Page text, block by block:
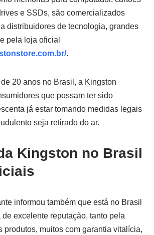
e SSDs, são comercializados
distribuidores de tecnologia, grandes
pela loja oficial
.
20 anos no Brasil, a Kingston
que possam ter sido
já estar tomando medidas legais
seja retirado do ar.
Kingston no Brasil
informou também que está no Brasil
excelente reputação, tanto pela
produtos, muitos com garantia vitalícia,